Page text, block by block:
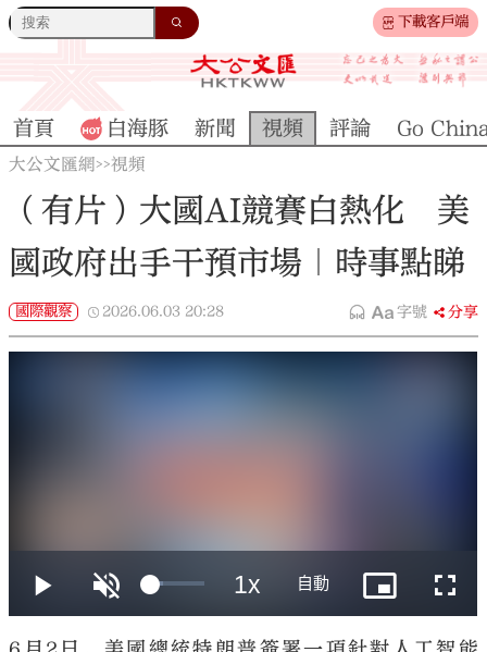
下載客戶端
首頁 白海豚 新聞 視頻 評論 Go
大公文匯網>>視頻
（有片）大國AI競賽白熱化 美
國政府出手干預市場｜時事點睇
國際觀察 2026.06.03 20:28 字號 分享